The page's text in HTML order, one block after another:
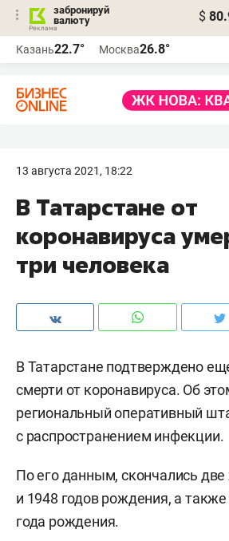
забронируй
валюту
$
Казань22.7° Москва26.8°
13 августа 2021, 18:22
В Татарстане от
коронавируса
три человека
В Татарстане подтверждено
смерти от коронавируса. Об
региональный оперативный
с распространением инфекции.
По его данным, скончались
и 1948 годов рождения, а
года рождения.